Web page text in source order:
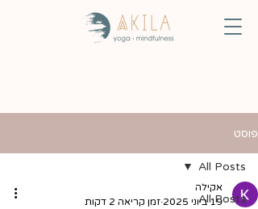
פוסט
All Posts
All Posts
אקילה
19 ביוני 2025
זמן קריאה 2 דקות